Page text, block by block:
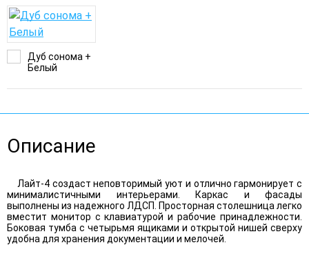
Дуб сонома +
Белый
Описание
Лайт-4 создаст неповторимый уют и отлично гармонирует с
минималистичными интерьерами. Каркас и фасады
выполнены из надежного ЛДСП. Просторная столешница легко
вместит монитор с клавиатурой и рабочие принадлежности.
Боковая тумба с четырьмя ящиками и открытой нишей сверху
удобна для хранения документации и мелочей.